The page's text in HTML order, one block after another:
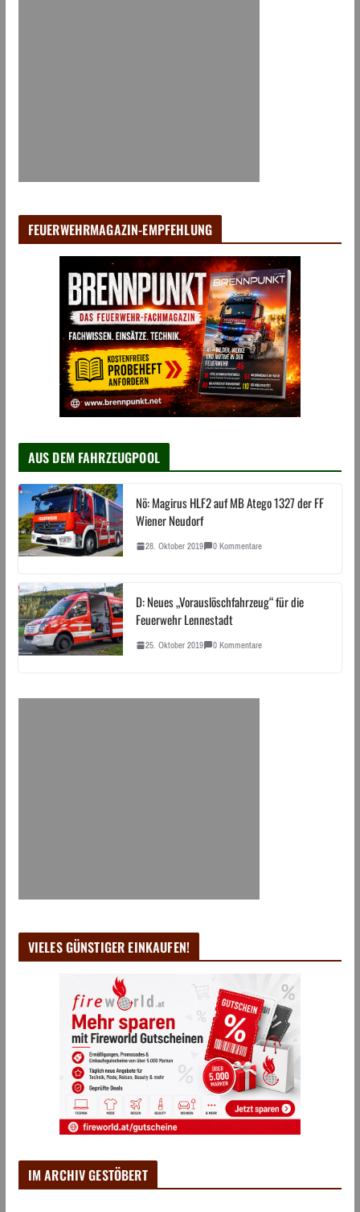
FEUERWEHRMAGAZIN-EMPFEHLUNG
AUS DEM FAHRZEUGPOOL
Nö: Magirus HLF2 auf MB Atego 1327 der FF
Wiener Neudorf
28. Oktober 2019 0 Kommentare
D: Neues „Vorauslöschfahrzeug“ für die
Feuerwehr Lennestadt
25. Oktober 2019 0 Kommentare
VIELES GÜNSTIGER EINKAUFEN!
IM ARCHIV GESTÖBERT